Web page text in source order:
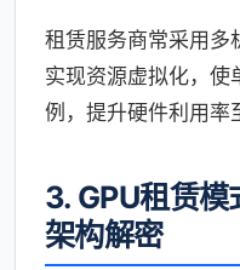
租赁服务商常采用多
实现资源虚拟化，
例，提升硬件利用率
3. GPU租赁
架构解密